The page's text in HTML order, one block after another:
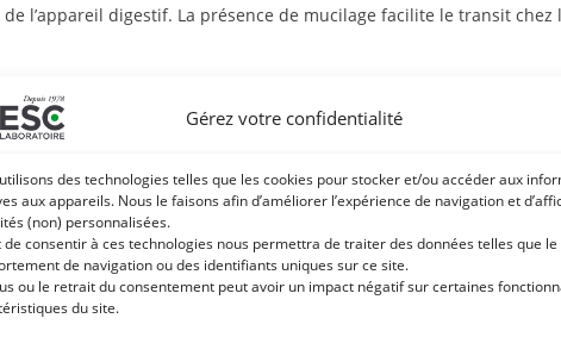
Gérez votre confidentialité
des technologies telles que les cookies pour stocker et/ou accéder aux
aux appareils. Nous le faisons afin d’améliorer l’expérience de navigation et
(non) personnalisées.
de consentir à ces technologies nous permettra de traiter des données telles que le
de navigation ou des identifiants uniques sur ce site.
ou le retrait du consentement peut avoir un impact négatif sur certaines
du site.
l’appareil digestif. La présence de mucilage facilite le transit chez
notamment d’omégas 3 intervenant dans de nombreux
le cheval au travail et favorise la prise de poids du cheval en
capsule sphérique qui renferme une graine brune, ovale et
en lignanes, en mucilages et stérols.
d’ajouter la graine de lin dans la ration sans avoir à la faire
richesse de la graine de lin en acides gras essentiels (omégas 3,